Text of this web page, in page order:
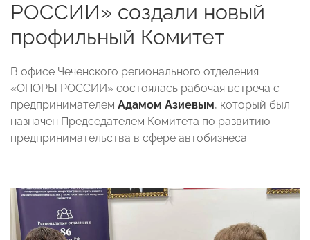
РОССИИ» создали новый
профильный Комитет
В офисе Чеченского регионального отделения
«ОПОРЫ РОССИИ» состоялась рабочая встреча с
предпринимателем Адамом Азиевым, который был
назначен Председателем Комитета по развитию
предпринимательства в сфере автобизнеса.